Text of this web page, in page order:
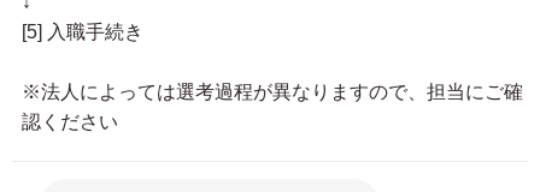
[5] 入職手続き
※法人によっては選考過程が異なりますので、担当にご確
認ください